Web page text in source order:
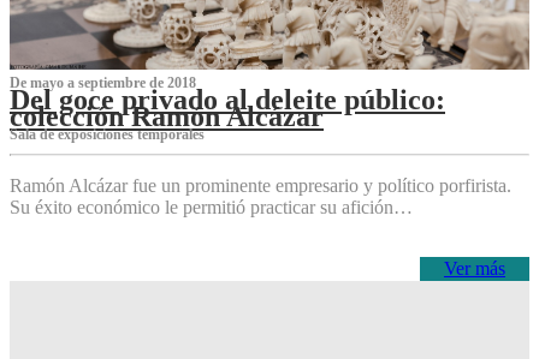
De mayo a septiembre de 2018
Del goce privado al deleite público:
colección Ramón Alcázar
Sala de exposiciones temporales
Ramón Alcázar fue un prominente empresario y político porfirista.
Su éxito económico le permitió practicar su afición…
Ver más